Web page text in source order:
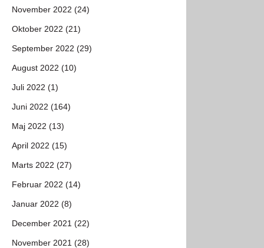
November 2022 (24)
Oktober 2022 (21)
September 2022 (29)
August 2022 (10)
Juli 2022 (1)
Juni 2022 (164)
Maj 2022 (13)
April 2022 (15)
Marts 2022 (27)
Februar 2022 (14)
Januar 2022 (8)
December 2021 (22)
November 2021 (28)